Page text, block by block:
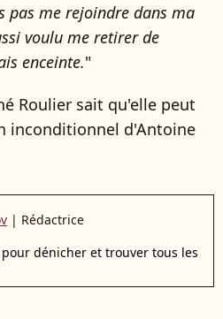
pas me rejoindre dans ma
voulu me retirer de
enceinte."
Roulier sait qu'elle peut
inconditionnel d'Antoine
| Rédactrice
pour dénicher et trouver tous les